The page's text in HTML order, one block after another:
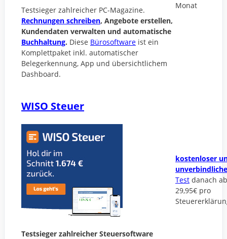
Testsieger zahlreicher PC-Magazine.
Rechnungen schreiben, Angebote erstellen,
Kundendaten verwalten und automatische
Buchhaltung. Diese Bürosoftware ist ein
Komplettpaket inkl. automatischer
Belegerkennung, App und übersichtlichem
Dashboard.
Monat
WISO Steuer
Testsieger zahlreicher Steuersoftware
kostenloser
Test danach ab
29,95€ pro